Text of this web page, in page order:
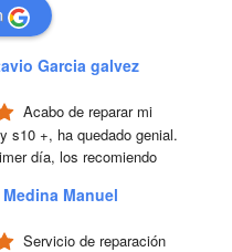
Garcia galvez
Acabo de reparar mi
s10 +, ha quedado genial.
día, los recomiendo
Manuel
Servicio de reparación